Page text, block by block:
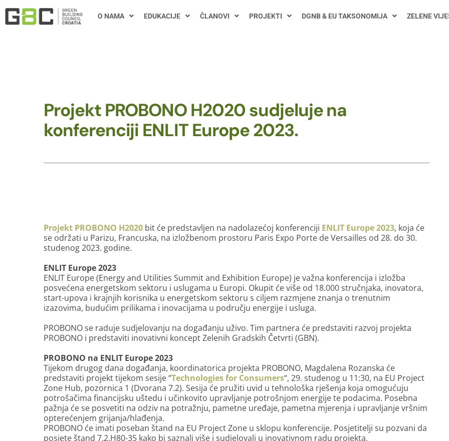
O NAMA EDUKACIJE ČLANOVI PROJEKTI DGNB & EU TAKSONOMIJA ZELENE
Projekt PROBONO H2020 sudjeluje na
konferenciji ENLIT Europe 2023.
Projekt PROBONO H2020 bit će predstavljen na nadolazećoj konferenciji ENLIT Europe 2023, koja će
se održati u Parizu, Francuska, na izložbenom prostoru Paris Expo Porte de Versailles od 28. do 30.
studenog 2023. godine.
ENLIT Europe 2023
ENLIT Europe (Energy and Utilities Summit and Exhibition Europe) je važna konferencija i izložba
posvećena energetskom sektoru i uslugama u Europi. Okupit će više od 18.000 stručnjaka, inovatora,
start-upova i krajnjih korisnika u energetskom sektoru s ciljem razmjene znanja o trenutnim
izazovima, budućim prilikama i inovacijama u području energije i usluga.
PROBONO se raduje sudjelovanju na događanju uživo. Tim partnera će predstaviti razvoj projekta
PROBONO i predstaviti inovativni koncept Zelenih Gradskih Četvrti (GBN).
PROBONO na ENLIT Europe 2023
Tijekom drugog dana događanja, koordinatorica projekta PROBONO, Magdalena Rozanska će
predstaviti projekt tijekom sesije “Technologies for Consumers“, 29. studenog u 11:30, na EU Project
Zone Hub, pozornica 1 (Dvorana 7.2). Sesija će pružiti uvid u tehnološka rješenja koja omogućuju
potrošačima financijsku uštedu i učinkovito upravljanje potrošnjom energije te podacima. Posebna
pažnja će se posvetiti na odziv na potražnju, pametne uređaje, pametna mjerenja i upravljanje vršnim
opterećenjem grijanja/hlađenja.
PROBONO će imati poseban štand na EU Project Zone u sklopu konferencije. Posjetitelji su pozvani da
posjete štand 7.2.H80-35 kako bi saznali više i sudjelovali u inovativnom radu projekta.